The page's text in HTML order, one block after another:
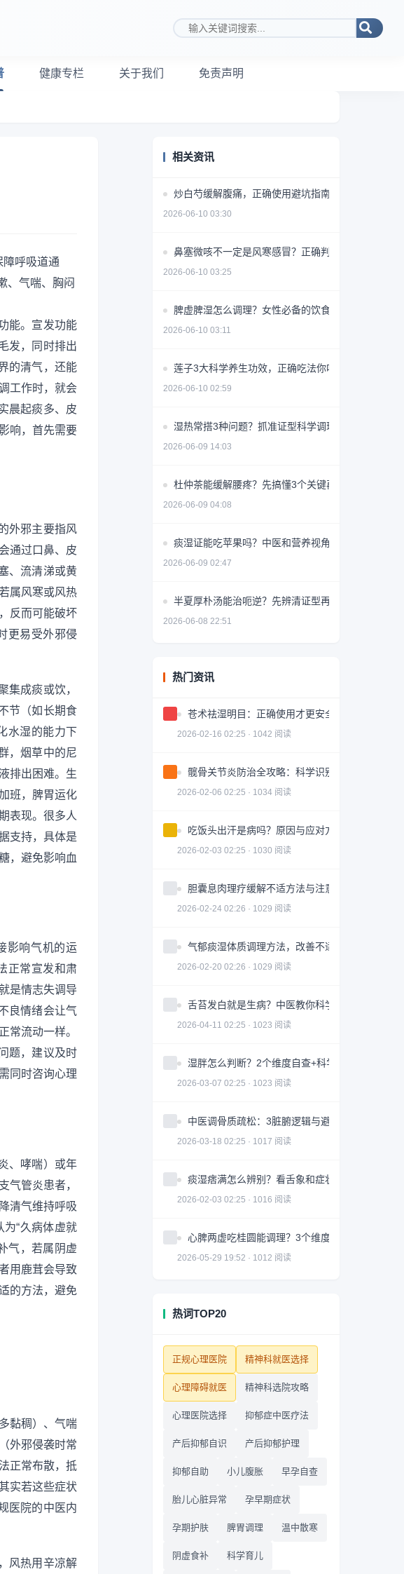
搜索关键词
健康专栏 关于我们 免责声明
障呼吸道通
、气喘、胸闷
能。宣发功能
发，同时排出
的清气，还能
工作时，就会
晨起痰多、皮
响，首先需要
外邪主要指风
通过口鼻、皮
、流清涕或黄
属风寒或风热
反而可能破坏
更易受外邪侵
成痰或饮，
节（如长期食
水湿的能力下
，烟草中的尼
排出困难。生
班，脾胃运化
表现。很多人
支持，具体是
，避免影响血
影响气机的运
正常宣发和肃
是情志失调导
良情绪会让气
常流动一样。
题，建议及时
同时咨询心理
、哮喘）或年
气管炎患者，
清气维持呼吸
“久病体虚就
气，若属阴虚
用鹿茸会导致
的方法，避免
黏稠）、气喘
外邪侵袭时常
正常布散，抵
实若这些症状
医院的中医内
风热用辛凉解
相关资讯
炒白芍缓解腹痛，正确使用避坑指南
2026-06-10 03:30
鼻塞微咳不一定是风寒感冒？正确判断方法揭秘
2026-06-10 03:25
脾虚脾湿怎么调理？女性必备的饮食+药物+生活方式
2026-06-10 03:11
莲子3大科学养生功效，正确吃法你吃对了吗？
2026-06-10 02:59
湿热常搭3种问题？抓准证型科学调理少走弯路
2026-06-09 14:03
杜仲茶能缓解腰疼？先搞懂3个关键再喝
2026-06-09 04:08
痰湿证能吃苹果吗？中医和营养视角详解
2026-06-09 02:47
半夏厚朴汤能治呃逆？先辨清证型再用
2026-06-08 22:51
热门资讯
苍术祛湿明目：正确使用才更安全有效
2026-02-16 02:25 · 1042 阅读
髋骨关节炎防治全攻略：科学识别与有效治疗
2026-02-06 02:25 · 1034 阅读
吃饭头出汗是病吗？原因与应对方法
2026-02-03 02:25 · 1030 阅读
胆囊息肉理疗缓解不适方法与注意事项
2026-02-24 02:26 · 1029 阅读
气郁痰湿体质调理方法，改善不适症状
2026-02-20 02:26 · 1029 阅读
舌苔发白就是生病？中医教你科学判断与调理全
2026-04-11 02:25 · 1023 阅读
湿胖怎么判断？2个维度自查+科学调理指南
2026-03-07 02:25 · 1023 阅读
中医调骨质疏松：3脏腑逻辑与避坑指南｜科学护
2026-03-18 02:25 · 1017 阅读
痰湿痞满怎么辨别？看舌象和症状
2026-02-03 02:25 · 1016 阅读
心脾两虚吃桂圆能调理？3个维度帮你科学改善
2026-05-29 19:52 · 1012 阅读
热词TOP20
正规心理医院 精神科就医选择
心理障碍就医 精神科选院攻略
心理医院选择 抑郁症中医疗法
产后抑郁自识 产后抑郁护理
抑郁自助 小儿腹胀 早孕自查
胎儿心脏异常 孕早期症状
孕期护肤 脾胃调理 温中散寒
阴虚食补 科学育儿